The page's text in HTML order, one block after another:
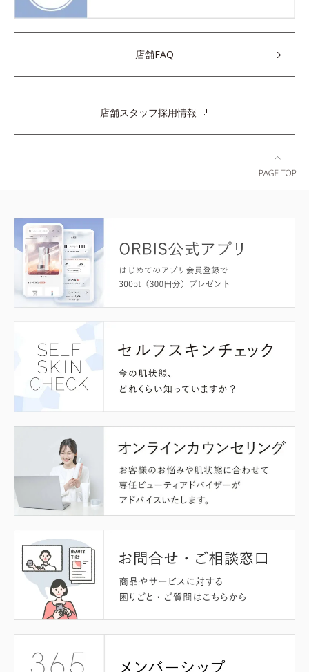
店舗FAQ
店舗スタッフ採用情報